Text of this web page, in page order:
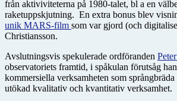
från aktiviviteterna på 1980-talet, bl a en
raketuppskjutning. En extra bonus blev
unik MARS-film som var gjord (och
Christiansson.
Avslutningsvis spekulerade ordföranden
observatoriets framtid, i spåkulan förutsåg
kommersiella verksamheten som
utökad kvalitativ och kvantitativ verksamhet.